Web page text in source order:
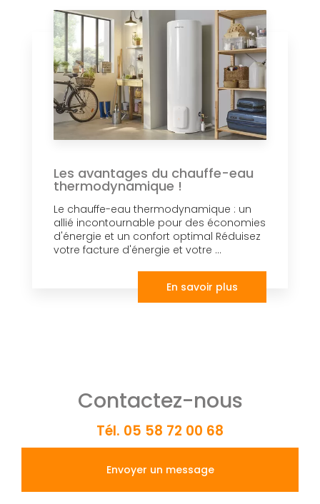
Les avantages du chauffe-eau
thermodynamique !
Le chauffe-eau thermodynamique : un
allié incontournable pour des économies
d'énergie et un confort optimal Réduisez
votre facture d'énergie et votre ...
En savoir plus
Contactez-nous
Tél. 05 58 72 00 68
Envoyer un message